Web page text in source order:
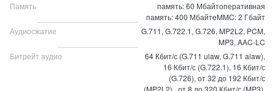
Память
память: 60 Мбайтоперативная
память: 400 МбайтeMMC: 2 Гбайт
Аудиосжатие
G.711, G.722.1, G.726, MP2L2, PCM,
MP3, AAC-LC
Битрейт аудио
64 Кбит/с (G.711 ulaw, G.711 alaw),
16 Кбит/с (G.722.1), 16 Кбит/с
(G.726), от 32 до 192 Кбит/с
(MP2L2) , от 8 до 320 Кбит/с (MP3),